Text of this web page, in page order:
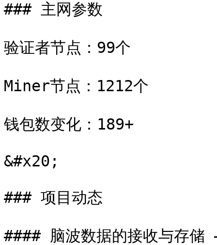
### 主网参数
验证者节点：99个
Miner节点：1212个
钱包数变化：189+
&#x20;
### 项目动态
#### 脑波数据的接收与存储